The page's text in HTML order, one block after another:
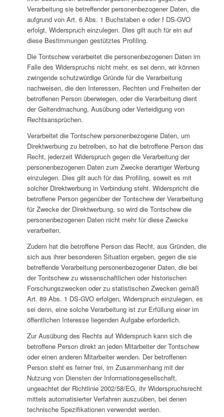
Verarbeitung sie betreffender personenbezogener Daten, die
aufgrund von Art. 6 Abs. 1 Buchstaben e oder f DS-GVO
erfolgt, Widerspruch einzulegen. Dies gilt auch für ein auf
diese Bestimmungen gestütztes Profiling.
Die Tontschew verarbeitet die personenbezogenen Daten im
Falle des Widerspruchs nicht mehr, es sei denn, wir können
zwingende schutzwürdige Gründe für die Verarbeitung
nachweisen, die den Interessen, Rechten und Freiheiten der
betroffenen Person überwiegen, oder die Verarbeitung dient
der Geltendmachung, Ausübung oder Verteidigung von
Rechtsansprüchen.
Verarbeitet die Tontschew personenbezogene Daten, um
Direktwerbung zu betreiben, so hat die betroffene Person das
Recht, jederzeit Widerspruch gegen die Verarbeitung der
personenbezogenen Daten zum Zwecke derartiger Werbung
einzulegen. Dies gilt auch für das Profiling, soweit es mit
solcher Direktwerbung in Verbindung steht. Widerspricht die
betroffene Person gegenüber der Tontschew der Verarbeitung
für Zwecke der Direktwerbung, so wird die Tontschew die
personenbezogenen Daten nicht mehr für diese Zwecke
verarbeiten.
Zudem hat die betroffene Person das Recht, aus Gründen, die
sich aus ihrer besonderen Situation ergeben, gegen die sie
betreffende Verarbeitung personenbezogener Daten, die bei
der Tontschew zu wissenschaftlichen oder historischen
Forschungszwecken oder zu statistischen Zwecken gemäß
Art. 89 Abs. 1 DS-GVO erfolgen, Widerspruch einzulegen, es
sei denn, eine solche Verarbeitung ist zur Erfüllung einer im
öffentlichen Interesse liegenden Aufgabe erforderlich.
Zur Ausübung des Rechts auf Widerspruch kann sich die
betroffene Person direkt an jeden Mitarbeiter der Tontschew
oder einen anderen Mitarbeiter wenden. Der betroffenen
Person steht es ferner frei, im Zusammenhang mit der
Nutzung von Diensten der Informationsgesellschaft,
ungeachtet der Richtlinie 2002/58/EG, ihr Widerspruchsrecht
mittels automatisierter Verfahren auszuüben, bei denen
technische Spezifikationen verwendet werden.